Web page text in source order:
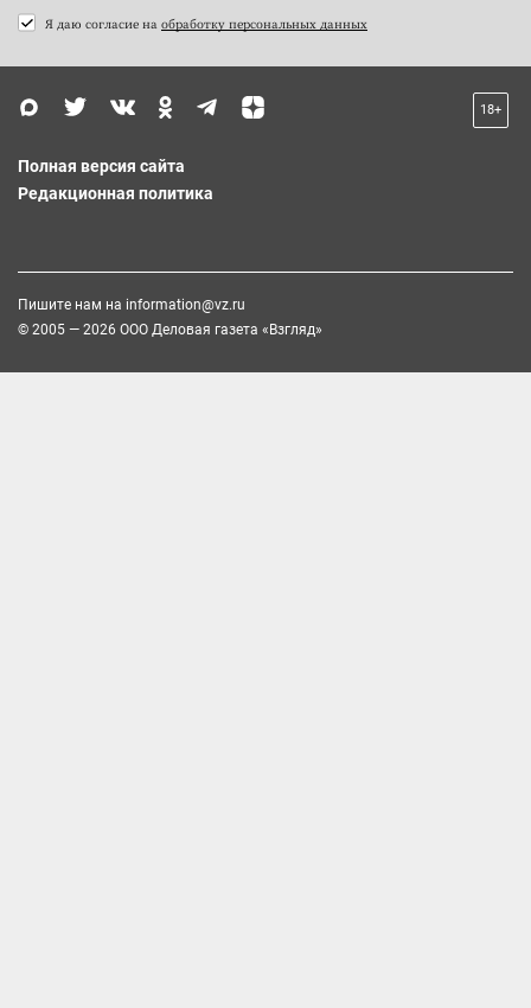
Я даю согласие на обработку персональных данных
18+
Полная версия сайта
Редакционная политика
Пишите нам на information@vz.ru
© 2005 — 2026 ООО Деловая газета «Взгляд»